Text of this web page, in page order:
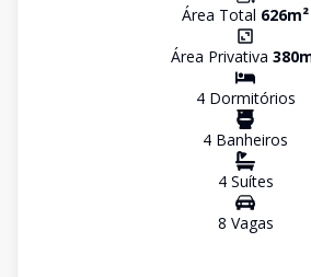
Área Total 626m²
Área Privativa 380
4Dormitórios
4 Banheiros
4Suítes
8 Vagas